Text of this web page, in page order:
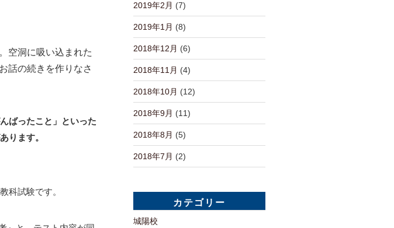
空洞に吸い込まれた
話の続きを作りなさ
ばったこと」といった
ります。
科試験です。
2019年2月 (7)
2019年1月 (8)
2018年12月 (6)
2018年11月 (4)
2018年10月 (12)
2018年9月 (11)
2018年8月 (5)
2018年7月 (2)
カテゴリー
城陽校